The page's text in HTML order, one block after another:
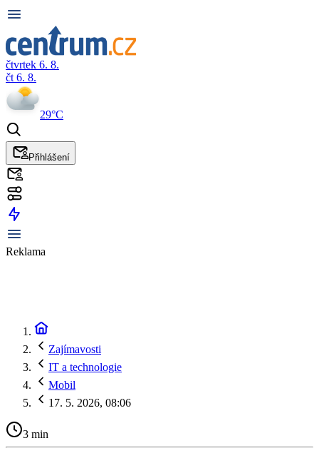
čtvrtek 6. 8.
čt 6. 8.
29°C
Přihlášení
Reklama
Zajímavosti
IT a technologie
Mobil
17. 5. 2026, 08:06
3 min